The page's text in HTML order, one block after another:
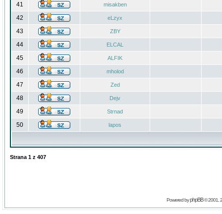
41 misakben
42 eLzyx
43 ZBY
44 ELCAL
45 ALFIK
46 mholod
47 Zed
48 Dejv
49 Strnad
50 lapos
Strana 1 z 407
Powered byphpBB© 2001,